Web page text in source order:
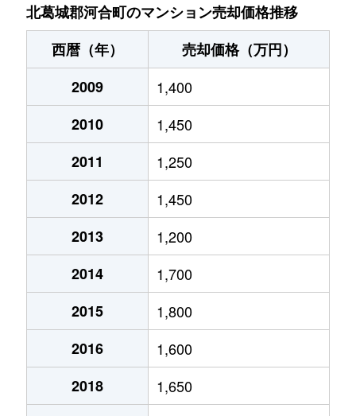
北葛城郡河合町のマンション売却価格推移
西暦（年）
売却価格（万円）
2009
1,400
2010
1,450
2011
1,250
2012
1,450
2013
1,200
2014
1,700
2015
1,800
2016
1,600
2018
1,650